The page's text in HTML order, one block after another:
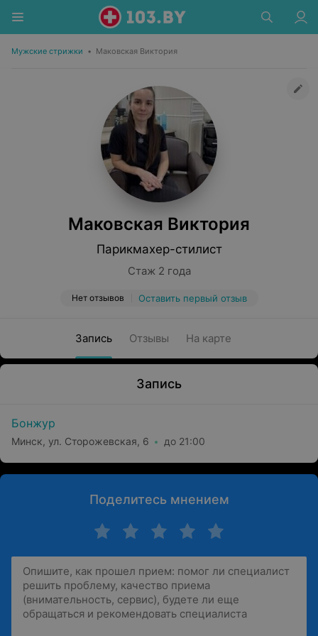
Мужские стрижки • Маковская Виктория
Маковская Виктория
Парикмахер-стилист
Стаж 2 года
Нет отзывов Оставить первый отзыв
Запись Отзывы На карте
Запись
Бонжур
Минск, ул. Сторожевская, 6 до 21:00
Поделитесь мнением